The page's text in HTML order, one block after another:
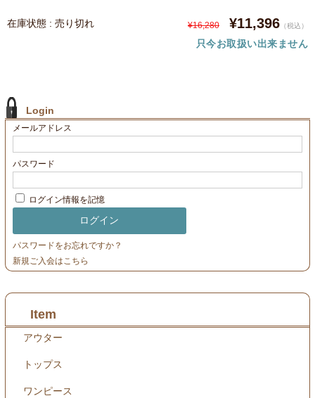
在庫状態 : 売り切れ ¥16,280 ¥11,396 （税込）
只今お取扱い出来ません
Login
メールアドレス
パスワード
ログイン情報を記憶
パスワードをお忘れですか？
新規ご入会はこちら
Item
アウター
トップス
ワンピース